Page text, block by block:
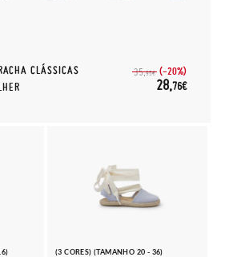
CLÁSSICAS
35,95€ (-20%)
28,76€
(3 CORES) (TAMANHO 20 - 36)